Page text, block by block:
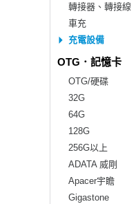
轉接器、轉接線
車充
充電設備
OTG．記憶卡
OTG/硬碟
32G
64G
128G
256G以上
ADATA 威剛
Apacer宇瞻
Gigastone